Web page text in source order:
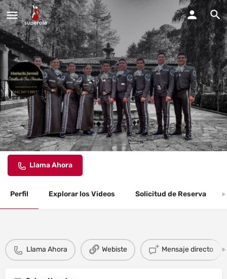
mariachi Juvenil Estrellas De
San Sebastian
Estamos disponible para todo tipo de fiestas y eventos.
Llama Ahora
Perfil Explorar los Videos Solicitud de Reserva
Llama Ahora Webiste Mensaje directo